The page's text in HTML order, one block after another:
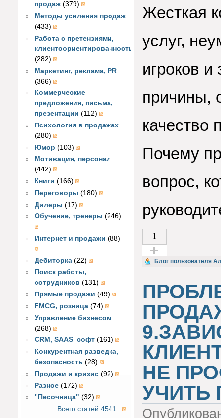
продаж (379)
Методы усиления продаж
(433)
Работа с претензиями,
клиентоориентированность
(282)
Маркетинг, реклама, PR
(366)
Коммерческие
предложения, письма,
презентации (112)
Психология в продажах
(280)
Юмор (103)
Мотивация, персонал
(442)
Книги (166)
Переговоры (180)
Дилеры (17)
Обучение, тренеры (246)
Интернет и продажи (88)
Дебиторка (22)
Поиск работы,
сотрудников (131)
Прямые продажи (49)
FMCG, розница (74)
Управление бизнесом
(268)
CRM, SAAS, софт (161)
Конкурентная разведка,
безопасность (28)
Продажи и кризис (92)
Разное (172)
"Песочница" (32)
Всего статей 4541
Жесткая
услуг,
игроков
причины,
качество
Почему
вопрос,
1
Голос за!
Блог пользователя
НЕ
УЧИТЬ